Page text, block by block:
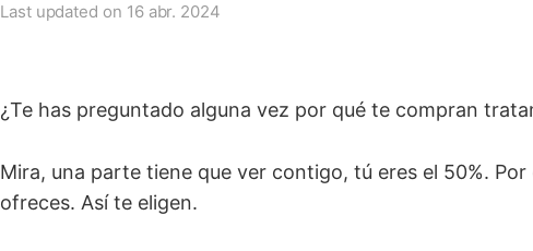
Last updated on 16 abr. 2024
¿Te has preguntado alguna vez por qué te compran
Mira, una parte tiene que ver contigo, tú eres el 50%.
ofreces. Así te eligen.